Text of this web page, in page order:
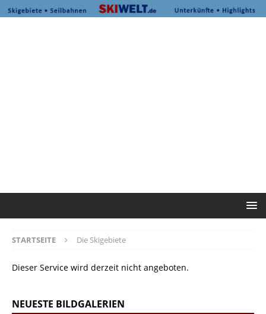
STARTSEITE Die Skigebiete
Dieser Service wird derzeit nicht angeboten.
NEUESTE BILDGALERIEN